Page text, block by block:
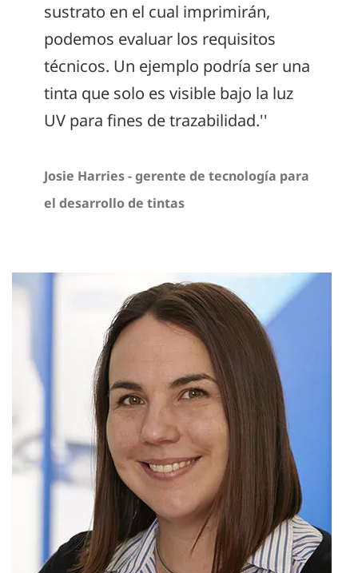
sustrato en el cual imprimirán,
podemos evaluar los requisitos
técnicos. Un ejemplo podría ser una
tinta que solo es visible bajo la luz
UV para fines de trazabilidad.''
Josie Harries - gerente de tecnología para
el desarrollo de tintas